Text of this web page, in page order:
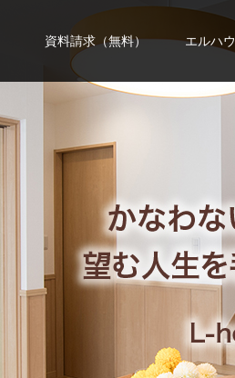
資料請求（無料） エルハ